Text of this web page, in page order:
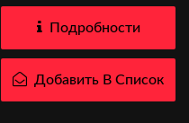
Подробности
Добавить В Список